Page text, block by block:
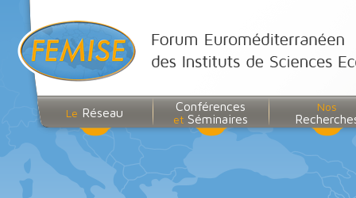
Le Réseau Conférences
et Séminaires
Nos